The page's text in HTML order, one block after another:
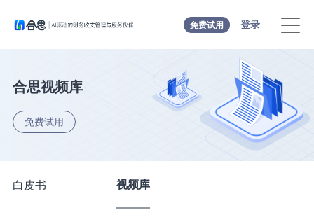
免费试用 登录
合思视频库
免费试用
白皮书 视频库